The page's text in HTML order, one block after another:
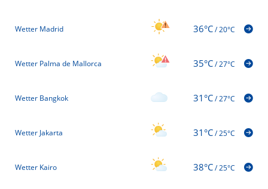
Wetter Madrid 36°C/20°C
Wetter Palma de Mallorca 35°C/27°C
Wetter Bangkok 31°C/27°C
Wetter Jakarta 31°C/25°C
Wetter Kairo 38°C/25°C